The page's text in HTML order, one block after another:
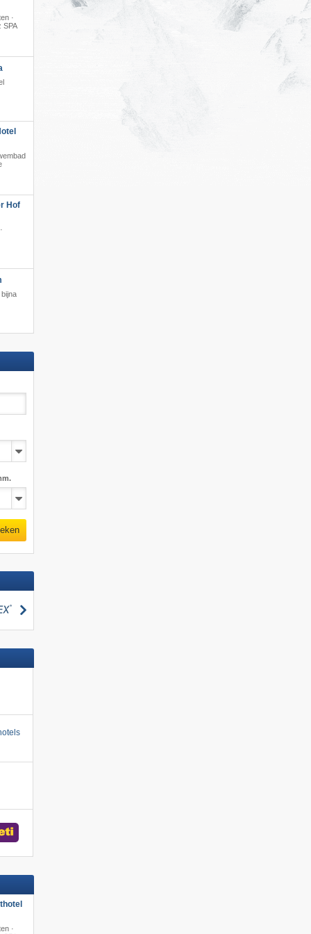
·
SPA
Hof
zoeken
·